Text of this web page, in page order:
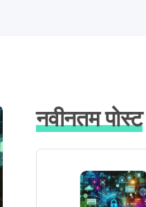
नवीनतम पोस्ट